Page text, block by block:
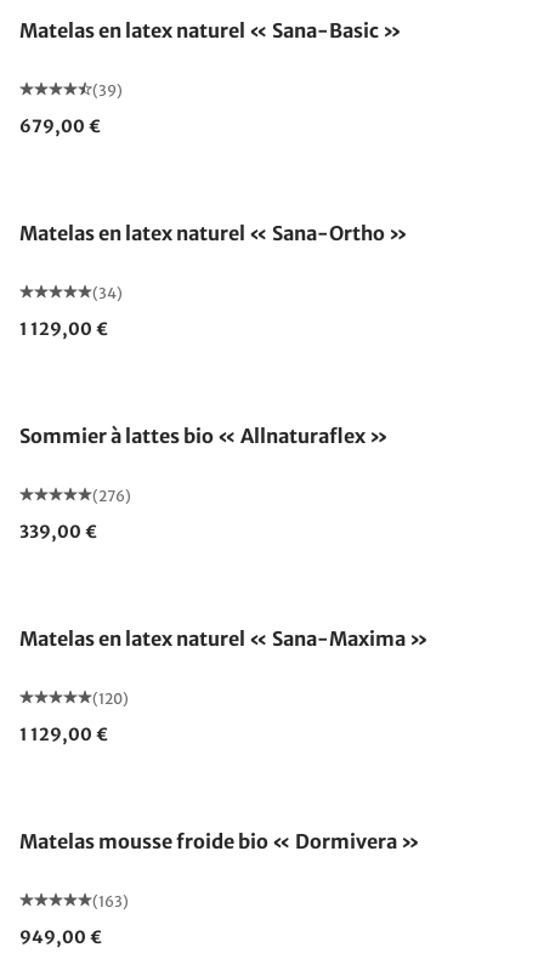
Matelas en latex naturel « Sana-Basic »
(39)
679,00 €
Matelas en latex naturel « Sana-Ortho »
(34)
1 129,00 €
Sommier à lattes bio « Allnaturaflex »
(276)
339,00 €
Matelas en latex naturel « Sana-Maxima »
(120)
1 129,00 €
Matelas mousse froide bio « Dormivera »
(163)
949,00 €